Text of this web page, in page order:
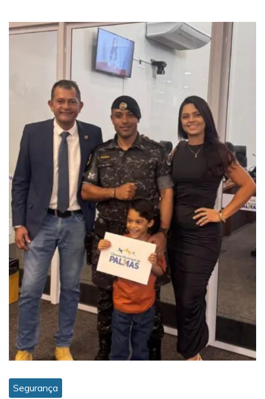
Segurança